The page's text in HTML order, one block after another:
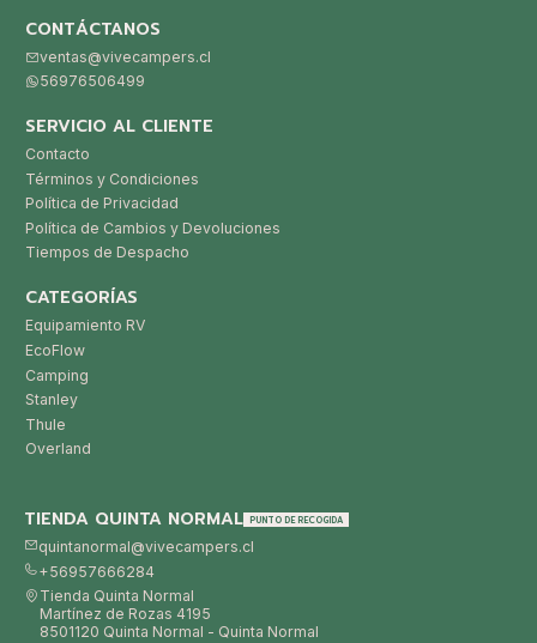
CONTÁCTANOS
ventas@vivecampers.cl
56976506499
SERVICIO AL CLIENTE
Contacto
Términos y Condiciones
Política de Privacidad
Política de Cambios y Devoluciones
Tiempos de Despacho
CATEGORÍAS
Equipamiento RV
EcoFlow
Camping
Stanley
Thule
Overland
TIENDA QUINTA NORMAL PUNTO DE RECOGIDA
quintanormal@vivecampers.cl
+56957666284
Tienda Quinta Normal
Martínez de Rozas 4195
8501120 Quinta Normal - Quinta Normal